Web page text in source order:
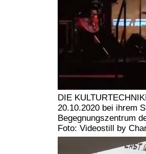
DIE
20.10.2020 bei ihrem
Begegnungszentrum
Foto: Videostill by